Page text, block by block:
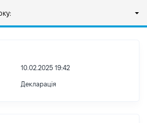
10.02.2025 19:42
Декларація